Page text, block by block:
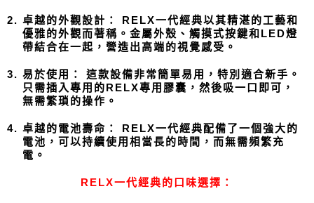
卓越的外觀設計： RELX一代經典以其精湛的工藝和
優雅的外觀而著稱。金屬外殼、觸摸式按鍵和LED燈
帶結合在一起，營造出高端的視覺感受。
易於使用： 這款設備非常簡單易用，特別適合新手。
只需插入專用的RELX專用膠囊，然後吸一口即可，
無需繁瑣的操作。
卓越的電池壽命： RELX一代經典配備了一個強大的
電池，可以持續使用相當長的時間，而無需頻繁充
電。
RELX一代經典的口味選擇：